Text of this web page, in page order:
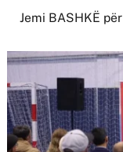
Jemi BASHKË